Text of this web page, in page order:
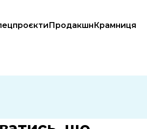
ПродакшнКрамниця
бути собою